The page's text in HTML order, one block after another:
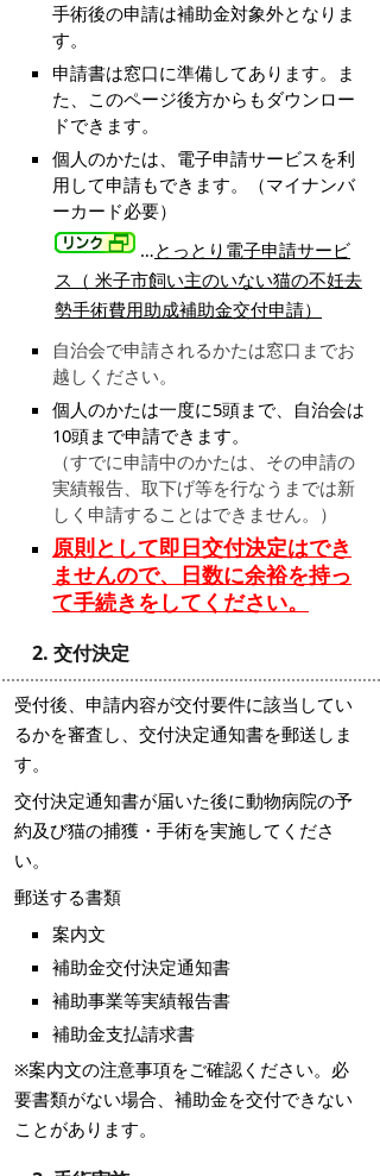
手術後の申請は補助金対象外となりま
す。
申請書は窓口に準備してあります。ま
た、このページ後方からもダウンロー
ドできます。
個人のかたは、電子申請サービスを利
用して申請もできます。（マイナンバ
ーカード必要）
…とっとり電子申請サービ
ス（ 米子市飼い主のいない猫の不妊去
勢手術費用助成補助金交付申請）
自治会で申請されるかたは窓口までお
越しください。
個人のかたは一度に5頭まで、自治会は
10頭まで申請できます。
（すでに申請中のかたは、その申請の
実績報告、取下げ等を行なうまでは新
しく申請することはできません。）
原則として即日交付決定はでき
ませんので、日数に余裕を持っ
て手続きをしてください。
2. 交付決定
受付後、申請内容が交付要件に該当してい
るかを審査し、交付決定通知書を郵送しま
す。
交付決定通知書が届いた後に動物病院の予
約及び猫の捕獲・手術を実施してくださ
い。
郵送する書類
案内文
補助金交付決定通知書
補助事業等実績報告書
補助金支払請求書
※案内文の注意事項をご確認ください。必
要書類がない場合、補助金を交付できない
ことがあります。